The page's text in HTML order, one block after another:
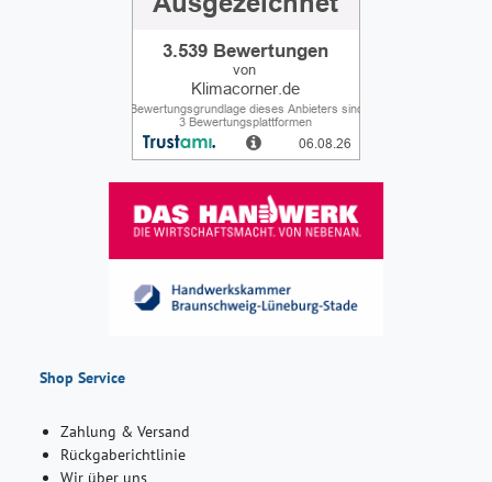
Shop Service
Zahlung & Versand
Rückgaberichtlinie
Wir über uns